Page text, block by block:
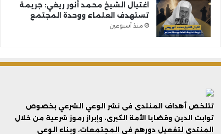
اغتيال الشيخ محمد أنور ريغي: جريمة
تستهدف العلماء ووحدة المجتمع
منذ أسبوعين
تتلخص أهداف المنتدى فى نشر الوعي الشرعي بخصوص
ثوابت الدين وقضايا الأمة الكبرى، وإبراز رموز شرعية من خلال
المنتدى لتفعيل دورهم في المجتمعات، وبناء الوعي